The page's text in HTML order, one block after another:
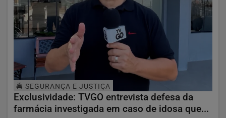
🚔 SEGURANÇA E JUSTIÇA
Exclusividade: TVGO entrevista defesa da
farmácia investigada em caso de idosa que...